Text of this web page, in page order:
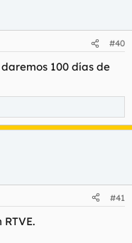
#40
100 días de
#41